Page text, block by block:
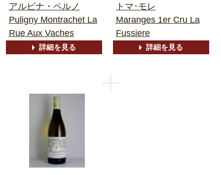
アルビナ・ペルノ
Puligny Montrachet La
Rue Aux Vaches
詳細を見る
トマ･モレ
Maranges 1er Cru La
Fussiere
詳細を見る